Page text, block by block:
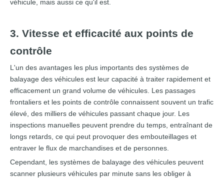
véhicule, mais aussi ce qu'il est.
3. Vitesse et efficacité aux points de
contrôle
L'un des avantages les plus importants des systèmes de
balayage des véhicules est leur capacité à traiter rapidement et
efficacement un grand volume de véhicules. Les passages
frontaliers et les points de contrôle connaissent souvent un trafic
élevé, des milliers de véhicules passant chaque jour. Les
inspections manuelles peuvent prendre du temps, entraînant de
longs retards, ce qui peut provoquer des embouteillages et
entraver le flux de marchandises et de personnes.
Cependant, les systèmes de balayage des véhicules peuvent
scanner plusieurs véhicules par minute sans les obliger à